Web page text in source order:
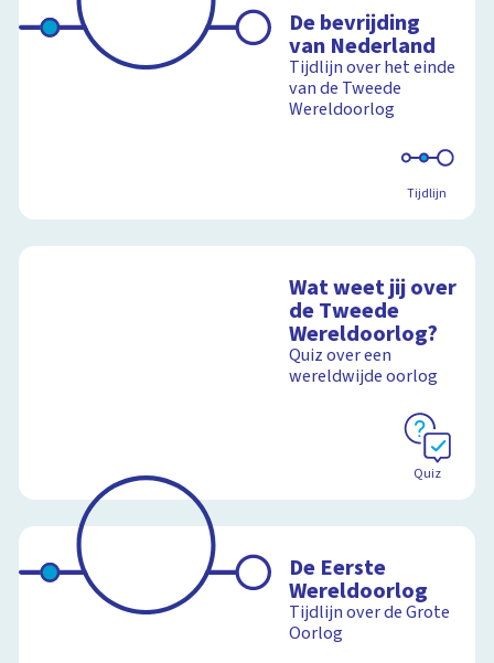
De bevrijding
van Nederland
Tijdlijn over het einde
van de Tweede
Wereldoorlog
Tijdlijn
Wat weet jij over
de Tweede
Wereldoorlog?
Quiz over een
wereldwijde oorlog
Quiz
De Eerste
Wereldoorlog
Tijdlijn over de Grote
Oorlog